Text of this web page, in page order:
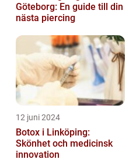
Göteborg: En guide till din
nästa piercing
12 juni 2024
Botox i Linköping:
Skönhet och medicinsk
innovation